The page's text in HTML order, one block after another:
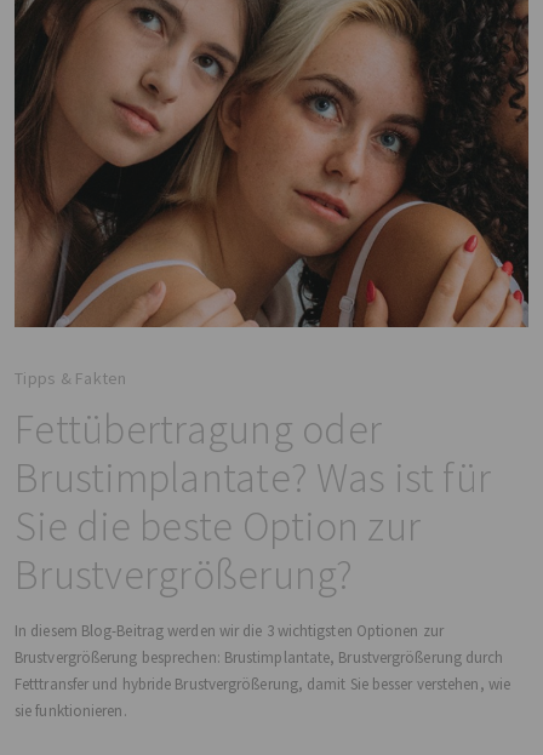
Tipps & Fakten
Fettübertragung oder
Brustimplantate? Was ist für
Sie die beste Option zur
Brustvergrößerung?
In diesem Blog-Beitrag werden wir die 3 wichtigsten Optionen zur
Brustvergrößerung besprechen: Brustimplantate, Brustvergrößerung durch
Fetttransfer und hybride Brustvergrößerung, damit Sie besser verstehen, wie
sie funktionieren.